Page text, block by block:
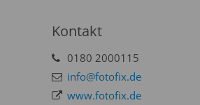
Kontakt
0180 2000115
info@fotofix.de
www.fotofix.de